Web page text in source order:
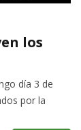
los
día 3 de
por la